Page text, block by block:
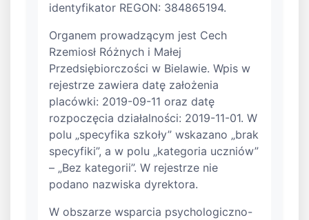
identyfikator REGON: 384865194.
Organem prowadzącym jest Cech
Rzemiosł Różnych i Małej
Przedsiębiorczości w Bielawie. Wpis w
rejestrze zawiera datę założenia
placówki: 2019-09-11 oraz datę
rozpoczęcia działalności: 2019-11-01. W
polu „specyfika szkoły” wskazano „brak
specyfiki”, a w polu „kategoria uczniów”
– „Bez kategorii”. W rejestrze nie
podano nazwiska dyrektora.
W obszarze wsparcia psychologiczno-